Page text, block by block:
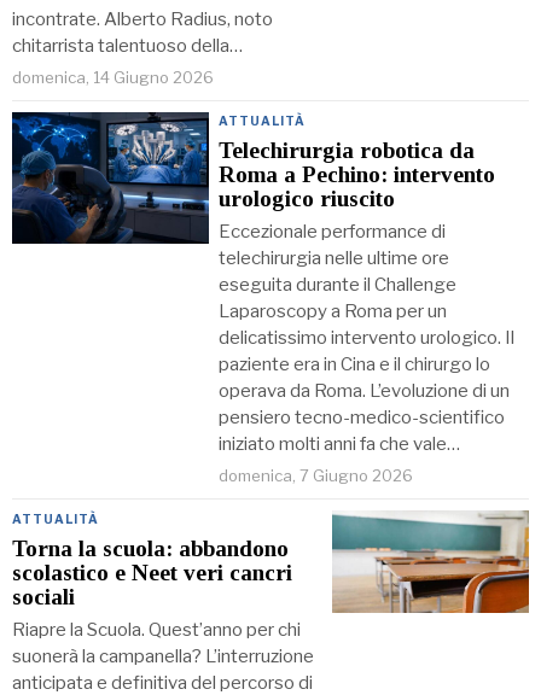
incontrate. Alberto Radius, noto
chitarrista talentuoso della…
domenica, 14 Giugno 2026
ATTUALITÀ
Telechirurgia robotica da
Roma a Pechino: intervento
urologico riuscito
Eccezionale performance di
telechirurgia nelle ultime ore
eseguita durante il Challenge
Laparoscopy a Roma per un
delicatissimo intervento urologico. Il
paziente era in Cina e il chirurgo lo
operava da Roma. L’evoluzione di un
pensiero tecno-medico-scientifico
iniziato molti anni fa che vale…
domenica, 7 Giugno 2026
ATTUALITÀ
Torna la scuola: abbandono
scolastico e Neet veri cancri
sociali
Riapre la Scuola. Quest’anno per chi
suonerà la campanella? L’interruzione
anticipata e definitiva del percorso di